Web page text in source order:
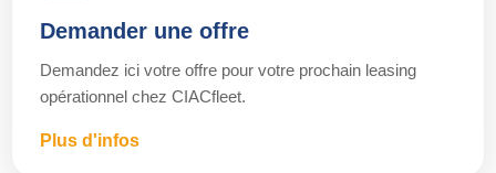
Demander une offre
Demandez ici votre offre pour votre prochain leasing
opérationnel chez CIACfleet.
Plus d'infos